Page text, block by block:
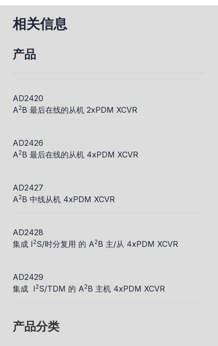
相关信息
产品
AD2420
A2B 最后在线的从机 2xPDM XCVR
AD2426
A2B 最后在线的从机 4xPDM XCVR
AD2427
A2B 中线从机 4xPDM XCVR
AD2428
集成 I2S/时分复用 的 A2B 主/从 4xPDM XCVR
AD2429
集成 I2S/TDM 的 A2B 主机 4xPDM XCVR
产品分类